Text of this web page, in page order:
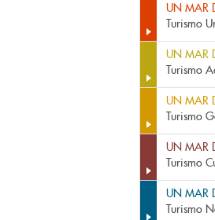
UN MAR
Turismo
UN MAR
Turismo
UN MAR
Turismo
UN MAR
Turismo
UN MAR
Turismo